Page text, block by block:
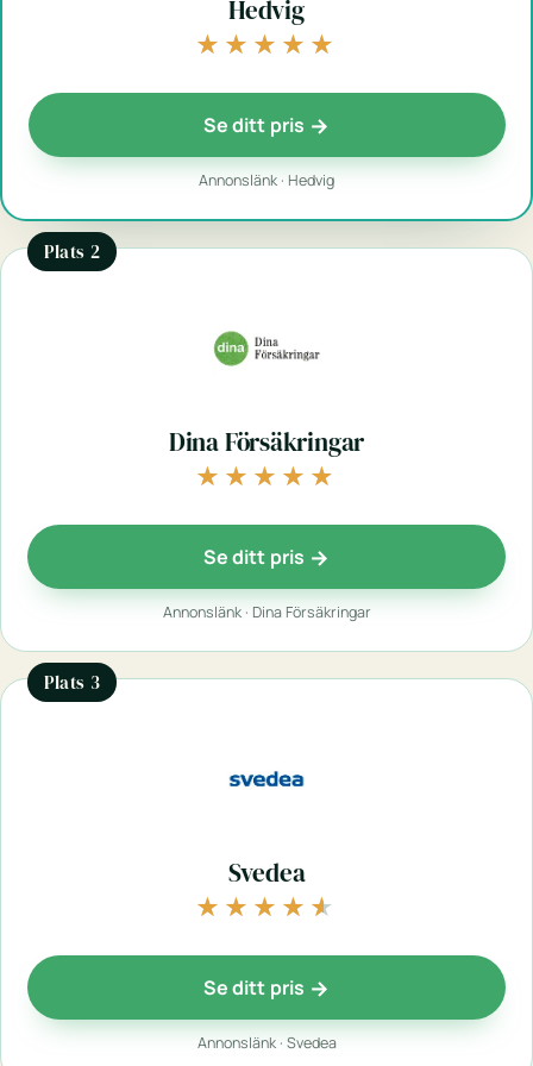
Hedvig
★★★★★
★★★★★
Se ditt pris
Annonslänk · Hedvig
Plats 2
Dina Försäkringar
★★★★★
★★★★★
Se ditt pris
Annonslänk · Dina Försäkringar
Plats 3
Svedea
★★★★★
★★★★★
Se ditt pris
Annonslänk · Svedea